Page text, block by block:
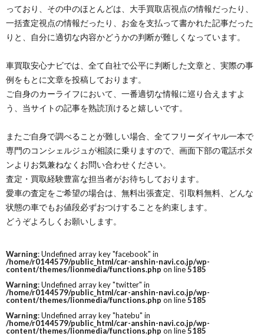
っており、その中のほとんどは、大手買取店視点の情報だったり、
一括査定視点の情報だったり、お金を支払って書かれた記事だった
りと、自分に適切な内容かどうかの判断が難しくなっています。
車買取安心ナビでは、全て自社で公平に判断した文章と、実際の事
例をもとに文章を投稿しております。
ご自身のカーライフにおいて、一番適切な情報に巡り合えますよ
う、当サイトの記事を熟読頂けると嬉しいです。
またご自身で調べることが難しい場合、全てフリーダイヤル一本で
専門のコンシェルジュが相談に乗りますので、画面下部の電話ボタ
ンよりお気兼ねなくお問い合わせください。
査定・買取経験豊富な担当者がお待ちしております。
愛車の査定をご希望の場合は、無料出張査定、引取料無料、どんな
状態の車でもお値段必ずおつけすることを約束します。
どうぞよろしくお願いします。
Warning: Undefined array key "facebook" in
/home/r0144579/public_html/car-anshin-navi.co.jp/wp-
content/themes/lionmedia/functions.php on line5185
Warning: Undefined array key "twitter" in
/home/r0144579/public_html/car-anshin-navi.co.jp/wp-
content/themes/lionmedia/functions.php on line5185
Warning: Undefined array key "hatebu" in
/home/r0144579/public_html/car-anshin-navi.co.jp/wp-
content/themes/lionmedia/functions.php on line5185